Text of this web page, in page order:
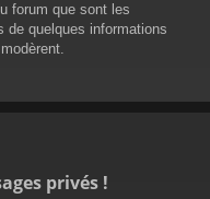
forum que sont les
de quelques informations
privés !